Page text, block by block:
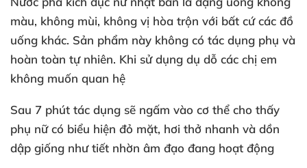
màu, không mùi, không vị hòa trộn với bất cứcác đồ
uống khác. Sản phẩm này không có tác dụng phụ và
hoàn toàn tự nhiên. Khi sử dụng dụ dỗ các chị em
không muốn quan hệ
Sau 7 phút tác dụng sẽ ngấm vào cơ thể cho thấy
phụ nữ có biểu hiện đỏ mặt, hơi thở nhanh và dồn
dập giống như tiết nhờn âm đạo đang hoạt động